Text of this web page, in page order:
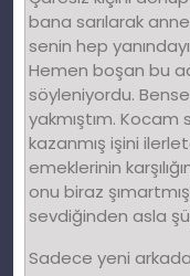
bana sarılarak
senin hep
Hemen boşan bu
söyleniyordu.
yakmıştım.
kazanmış işini
emeklerinin
onu biraz
sevdiğinden asla
Sadece yeni